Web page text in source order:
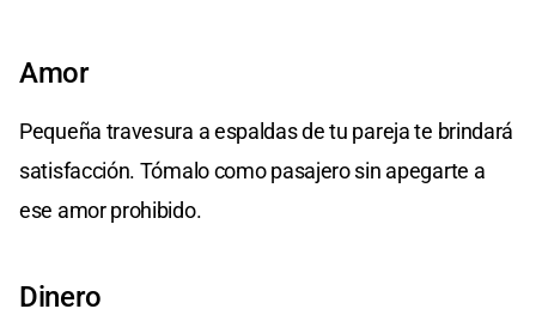
Amor
Pequeña travesura a espaldas de tu pareja te brindará
satisfacción. Tómalo como pasajero sin apegarte a
ese amor prohibido.
Dinero